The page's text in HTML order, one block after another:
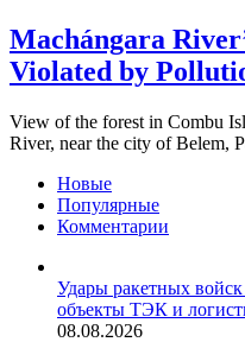
Machángara
Violated by
View of the forest in Combu
River, near the city of Belem,
Новые
Популярные
Комментарии
Удары ракетных
объекты ТЭК и
08.08.2026